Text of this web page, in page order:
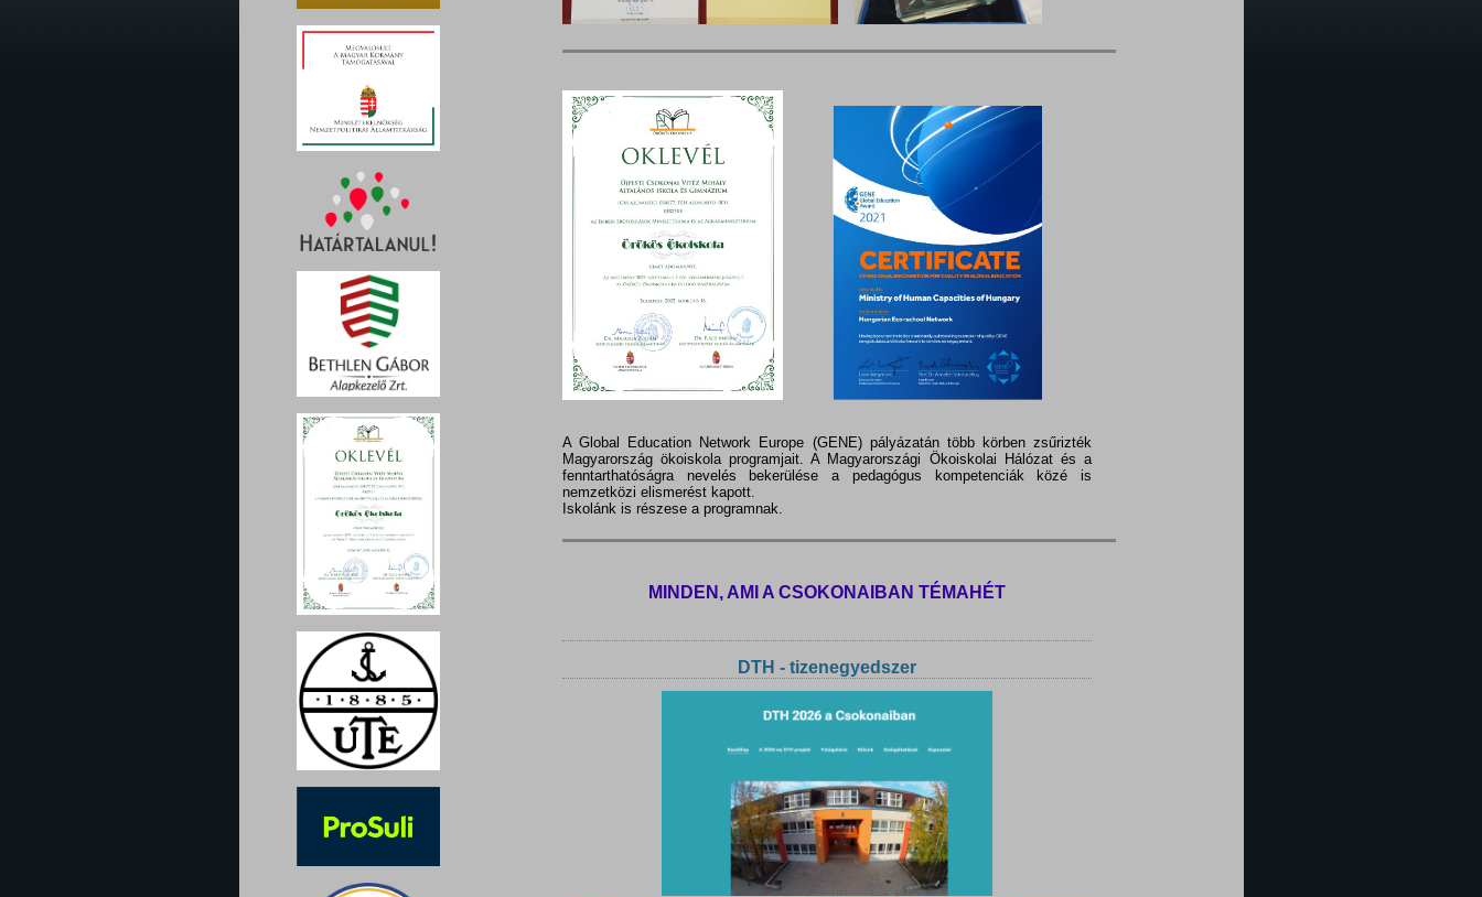
A Global Education Network Europe (GENE) pályázatán több körben zsűrizték
Magyarország ökoiskola programjait. A Magyarországi Ökoiskolai Hálózat és a
fenntarthatóságra nevelés bekerülése a pedagógus kompetenciák közé is
nemzetközi elismerést kapott.
Iskolánk is részese a programnak.
MINDEN, AMI A CSOKONAIBAN TÉMAHÉT
DTH - tizenegyedszer